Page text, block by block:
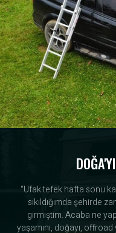
“Ufak tefek hafta sonu
sıkıldığımda şehirde
girmiştim. Acaba ne
yaşamını, doğayı,